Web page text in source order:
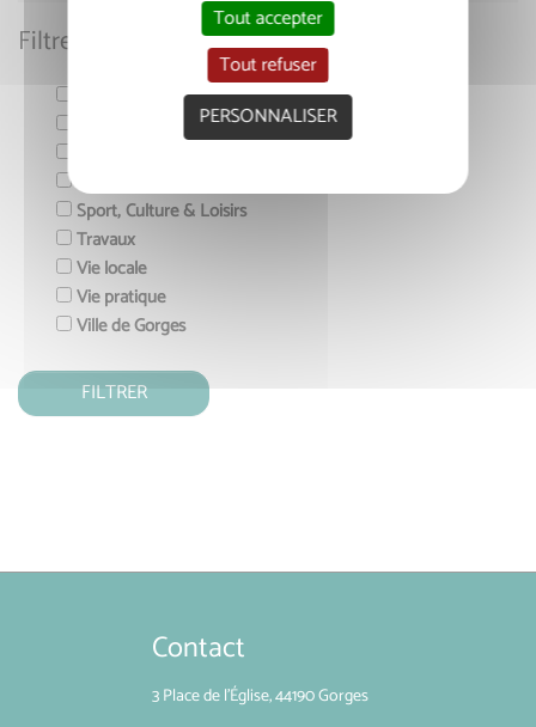
Filtrer par thématique
Economie & Emploi
Gorges
Sport, Culture & Loisirs
Travaux
Vie locale
Vie pratique
Ville de Gorges
Contact
3 Place de l'Église, 44190 Gorges
Tout accepter
Tout refuser
PERSONNALISER